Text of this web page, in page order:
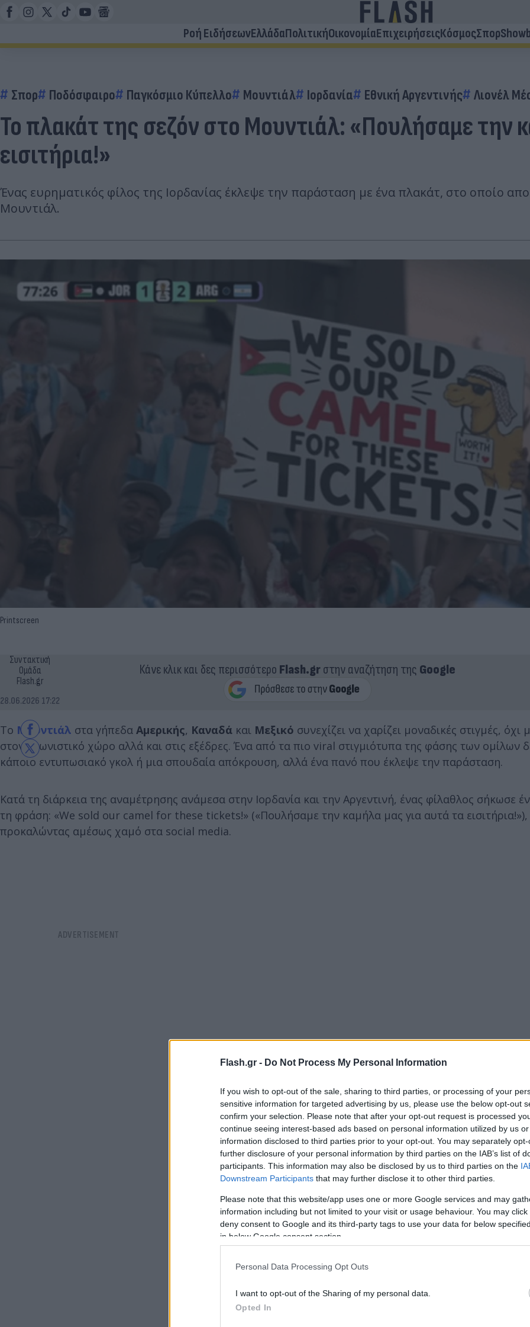
Flash.gr - Do Not Process My Personal Information
If you wish to opt-out of the sale, sharing to third parties, or processing of your
sensitive information for targeted advertising by us, please use the below opt-out
confirm your selection. Please note that after your opt-out request is processed
continue seeing interest-based ads based on personal information utilized by us
information disclosed to third parties prior to your opt-out. You may separately
further disclosure of your personal information by third parties on the IAB’s list of
participants. This information may also be disclosed by us to third parties on the
Downstream Participants that may further disclose it to other third parties.
Please note that this website/app uses one or more Google services and may
information including but not limited to your visit or usage behaviour. You may
deny consent to Google and its third-party tags to use your data for below
in below Google consent section.
Personal Data Processing Opt Outs
I want to opt-out of the Sharing of my personal data.
Opted In
Ροή ΕιδήσεωνΕλλάδαΠολιτικήΟικονομίαΕπιχειρήσειςΚόσμοςΣπορ
Σπορ Ποδόσφαιρο Παγκόσμιο Κύπελλο Μουντιάλ Ιορδανία Εθνική Αργεντινής Λιονέλ
Το πλακάτ της σεζόν στο Μουντιάλ: «Πουλήσαμε την
εισιτήρια!»
Ένας ευρηματικός φίλος της Ιορδανίας έκλεψε την παράσταση με ένα πλακάτ, στο οποίο
Μουντιάλ.
Printscreen
Συντακτική
Ομάδα
Flash.gr
28.06.2026 17:22
Κάνε κλικ και δες περισσότερο Flash.grστην αναζήτηση της Google
Το Μουντιάλ στα γήπεδα Αμερικής, Καναδά και Μεξικό συνεχίζει να χαρίζει μοναδικές στιγμές, όχι
στον αγωνιστικό χώρο αλλά και στις εξέδρες. Ένα από τα πιο viral στιγμιότυπα της φάσης των ομίλων
κάποιο εντυπωσιακό γκολ ή μια σπουδαία απόκρουση, αλλά ένα πανό που έκλεψε την παράσταση.
Κατά τη διάρκεια της αναμέτρησης ανάμεσα στην Ιορδανία και την Αργεντινή, ένας φίλαθλος σήκωσε
τη φράση: «We sold our camel for these tickets!» («Πουλήσαμε την καμήλα μας για αυτά τα εισιτήρια!»),
προκαλώντας αμέσως χαμό στα social media.